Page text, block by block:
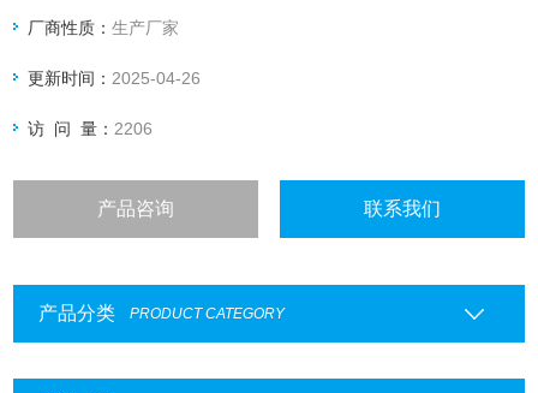
厂商性质：生产厂家
更新时间： 2025-04-26
访 问 量： 2206
产品咨询 联系我们
产品分类 PRODUCT CATEGORY